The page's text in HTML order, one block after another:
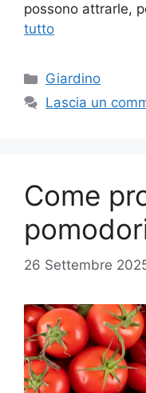
possono attrarle,
tutto
Categorie
Giardino
Lascia un
Come
26 Settembre